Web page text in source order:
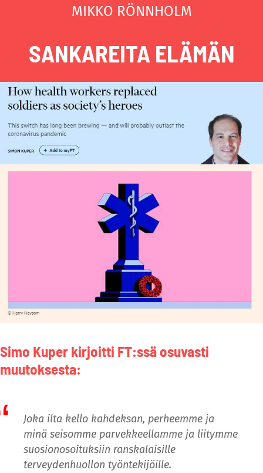
MIKKO RÖNNHOLM
SANKAREITA ELÄMÄN
Simo Kuper kirjoitti FT:ssä osuvasti
muutoksesta:
Joka ilta kello kahdeksan, perheemme ja
minä seisomme parvekkeellamme ja liitymme
suosionosoituksiin ranskalaisille
terveydenhuollon työntekijöille.